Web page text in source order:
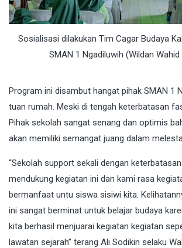
Sosialisasi dilakukan Tim Cagar Budaya
SMAN 1 Ngadiluwih (Wildan
Program ini disambut hangat pihak SMAN 1
tuan rumah. Meski di tengah keterbatasan
Pihak sekolah sangat senang dan optimis
akan memiliki semangat juang dalam
“Sekolah support sekali dengan
mendukung kegiatan ini dan kami rasa
bermanfaat untu siswa sisiwi kita.
ini sangat berminat untuk belajar budaya
kita berhasil menjuarai kegiatan kegiatan
lawatan sejarah” terang Ali Sodikin selaku